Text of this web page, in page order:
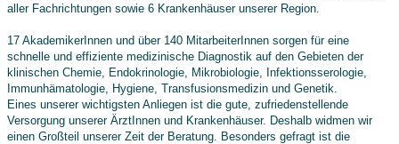
aller Fachrichtungen sowie 6 Krankenhäuser unserer Region.
17 AkademikerInnen und über 140 MitarbeiterInnen sorgen für eine
schnelle und effiziente medizinische Diagnostik auf den Gebieten der
klinischen Chemie, Endokrinologie, Mikrobiologie, Infektionsserologie,
Immunhämatologie, Hygiene, Transfusionsmedizin und Genetik.
Eines unserer wichtigsten Anliegen ist die gute, zufriedenstellende
Versorgung unserer ÄrztInnen und Krankenhäuser. Deshalb widmen wir
einen Großteil unserer Zeit der Beratung. Besonders gefragt ist die